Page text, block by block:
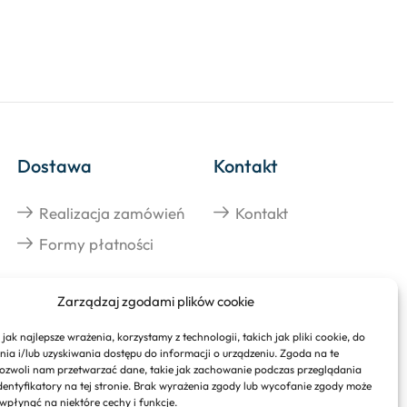
Zarządzaj zgodami plików cookie
najlepsze wrażenia, korzystamy z technologii, takich jak pliki cookie, do
i/lub uzyskiwania dostępu do informacji o urządzeniu. Zgoda na te
nam przetwarzać dane, takie jak zachowanie podczas przeglądania
na tej stronie. Brak wyrażenia zgody lub wycofanie zgody może
na niektóre cechy i funkcje.
Dostawa
Realizacja zamówień
Formy płatności
Kontakt
Kontakt